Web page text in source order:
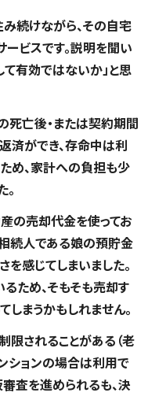
み続けながら、その自宅
ビスです。説明を聞い
て有効ではないか」と思
死亡後・または契約期間
済ができ、存命中は利
め、家計への負担も少
の売却代金を使ってお
続人である娘の預貯金
を感じてしまいました。
ため、そもそも売却す
しまうかもしれません。
限されることがある（老
ションの場合は利用で
査を進められるも、決